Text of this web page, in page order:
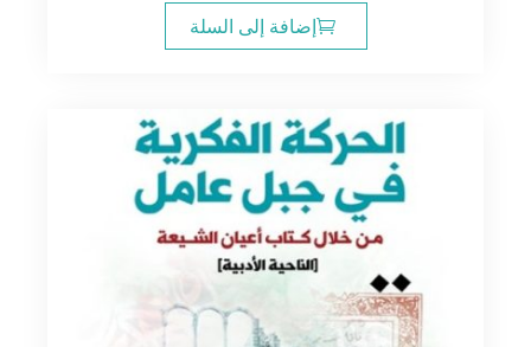
إضافة إلى السلة